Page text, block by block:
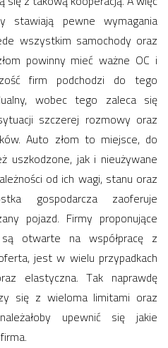
stawiają pewne wymagania
wszystkim samochody oraz
powinny mieć ważne OC i
firm podchodzi do tego
wobec tego zaleca się
szczerej rozmowy oraz
Auto złom to miejsce, do
uszkodzone, jak i nieużywane
od ich wagi, stanu oraz
gospodarcza zaoferuje
pojazd. Firmy proponujące
są otwarte na współpracę z
jest w wielu przypadkach
elastyczna. Tak naprawdę
się z wieloma limitami oraz
upewnić się jakie